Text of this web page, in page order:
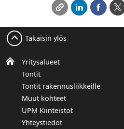
Yritysalueet
Tontit
Tontit rakennusliikkeille
Muut kohteet
UPM Kiinteistöt
Yhteystiedot
Takaisin ylös